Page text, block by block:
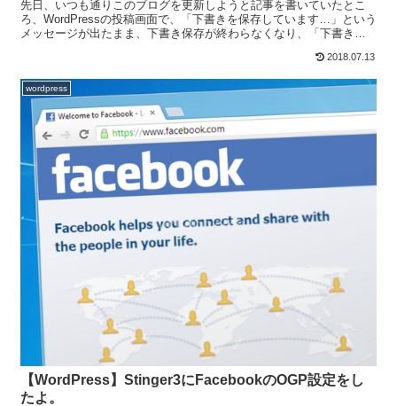
先日、いつも通りこのブログを更新しようと記事を書いていたとこ
ろ、WordPressの投稿画面で、「下書きを保存しています…」という
メッセージが出たまま、下書き保存が終わらなくなり、「下書きと
2018.07.13
wordpress
【WordPress】Stinger3にFacebookのOGP設定をし
たよ。